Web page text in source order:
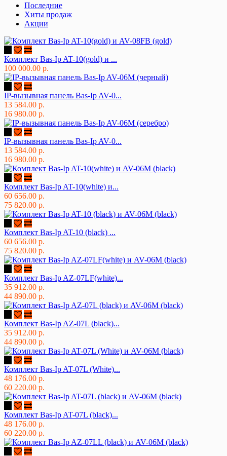
Последние
Хиты продаж
Акции
Комплект Bas-Ip AT-10(gold) и ...
100 000.00 р.
IP-вызывная панель Bas-Ip AV-0...
13 584.00 р.
16 980.00 р.
IP-вызывная панель Bas-Ip AV-0...
13 584.00 р.
16 980.00 р.
Комплект Bas-Ip AT-10(white) и...
60 656.00 р.
75 820.00 р.
Комплект Bas-Ip AT-10 (black) ...
60 656.00 р.
75 820.00 р.
Комплект Bas-Ip AZ-07LF(white)...
35 912.00 р.
44 890.00 р.
Комплект Bas-Ip AZ-07L (black)...
35 912.00 р.
44 890.00 р.
Комплект Bas-Ip AT-07L (White)...
48 176.00 р.
60 220.00 р.
Комплект Bas-Ip AT-07L (black)...
48 176.00 р.
60 220.00 р.